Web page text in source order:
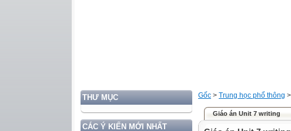
THƯ MỤC
CÁC Ý KIẾN MỚI NHẤT
Gốc > Trung học phổ thông >
Giáo án Unit 7 writing